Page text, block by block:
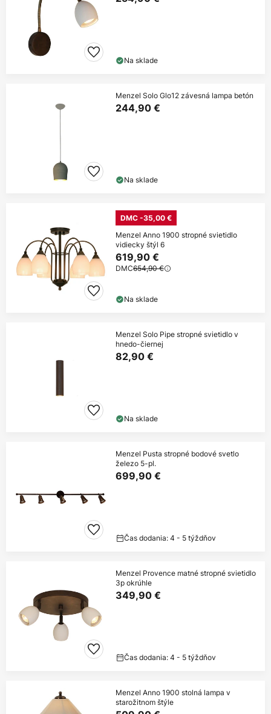
Na sklade
Menzel Solo Glo12 závesná lampa betón
244,90 €
Na sklade
DMC -35,00 €
Menzel Anno 1900 stropné svietidlo
vidiecky štýl 6
619,90 €
DMC654,90 €
Na sklade
Menzel Solo Pipe stropné svietidlo v
hnedo-čiernej
82,90 €
Na sklade
Menzel Pusta stropné bodové svetlo
železo 5-pl.
699,90 €
Čas dodania: 4 - 5 týždňov
Menzel Provence matné stropné svietidlo
3p okrúhle
349,90 €
Čas dodania: 4 - 5 týždňov
Menzel Anno 1900 stolná lampa v
starožitnom štýle